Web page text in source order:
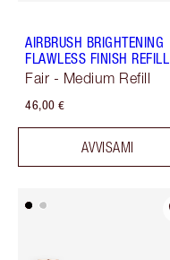
AIRBRUSH BRIGHTENING
FLAWLESS FINISH REFILL
Fair - Medium Refill
46,00 €
AVVISAMI